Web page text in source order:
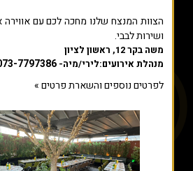
הצוות המנצח שלנו מחכה לכם עם
ושירות לבבי.
משה בקר 12, ראשון לציון
מנהלת אירועים:לירי/מיה- 7797386
לפרטים נוספים והשארת פרטים »